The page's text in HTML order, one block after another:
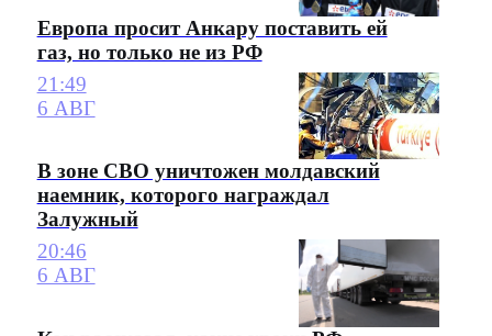
Европа просит Анкару поставить ей
газ, но только не из РФ
21:49
6 АВГ
В зоне СВО уничтожен молдавский
наемник, которого награждал
Залужный
20:46
6 АВГ